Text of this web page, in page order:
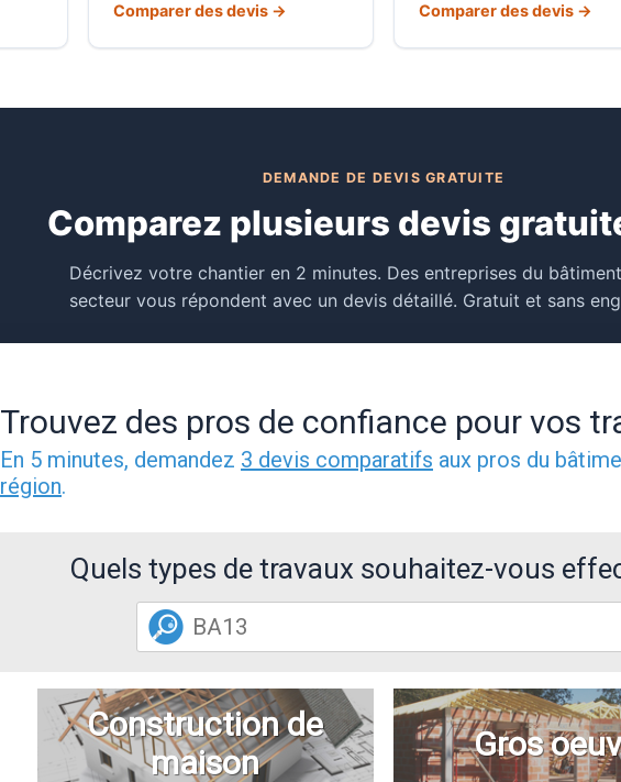
Comparer des devis → Comparer des devis →
DEMANDE DE DEVIS GRATUITE
Comparez plusieurs devis
Décrivez votre chantier en 2 minutes. Des entreprises du
secteur vous répondent avec un devis détaillé. Gratuit et sans
Trouvez des pros de confiance pour vos
En 5 minutes, demandez 3 devis comparatifs aux pros du
région.
Quels types de travaux souhaitez-vous
Construction de
maison
Gros